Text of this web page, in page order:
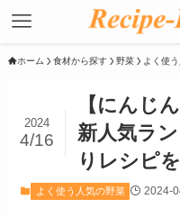
ホーム 食材から探す 野菜 よく使
【にんじ
新人気ラ
りレシピ
2024
4/16
よく使う人気の野菜 2024-